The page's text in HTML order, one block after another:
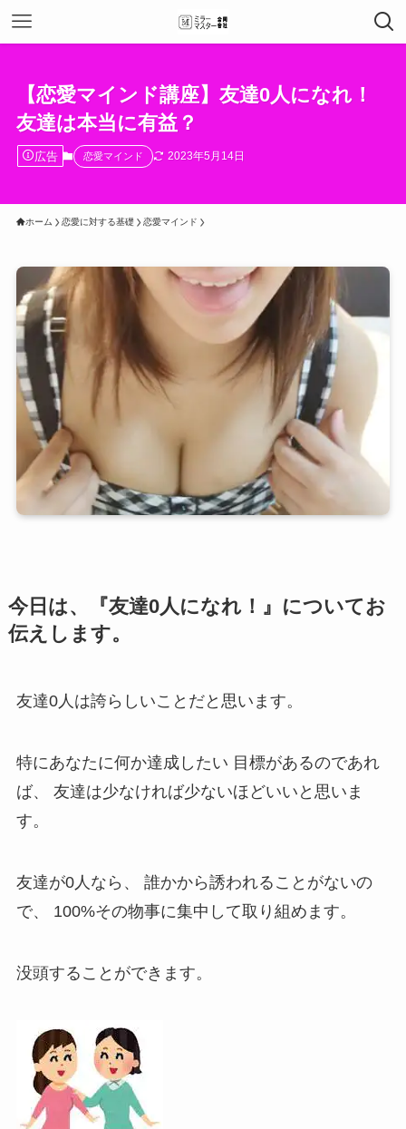
【恋愛マインド講座】友達0人になれ！
友達は本当に有益？
広告 恋愛マインド 2023年5月14日
ホーム 恋愛に対する基礎 恋愛マインド
今日は、『友達0人になれ！』についてお
伝えします。
友達0人は誇らしいことだと思います。
特にあなたに何か達成したい 目標があるのであれ
ば、 友達は少なければ少ないほどいいと思いま
す。
友達が0人なら、 誰かから誘われることがないの
で、 100%その物事に集中して取り組めます。
没頭することができます。